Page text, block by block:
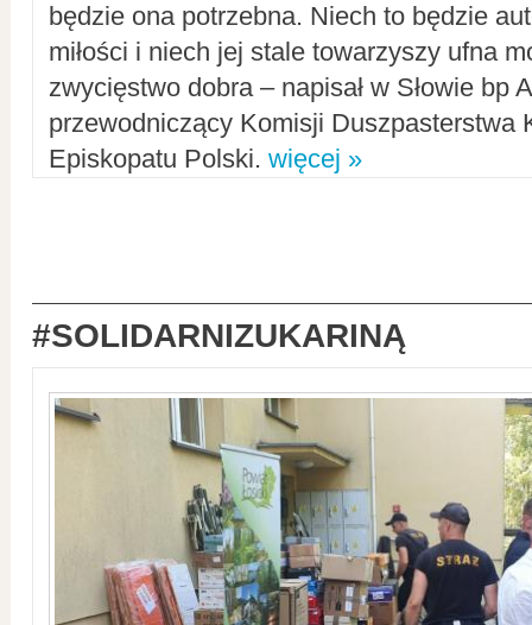
będzie ona potrzebna. Niech to będzie
miłości i niech jej stale towarzyszy ufna
zwycięstwo dobra – napisał w Słowie bp
przewodniczący Komisji Duszpasterstwa
Episkopatu Polski. więcej »
#SOLIDARNIZUKARINĄ